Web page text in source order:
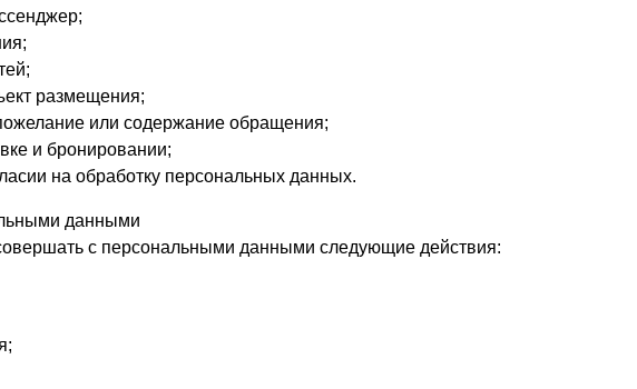
размещения;
или содержание обращения;
и бронировании;
на обработку персональных данных.
данными
с персональными данными следующие действия: